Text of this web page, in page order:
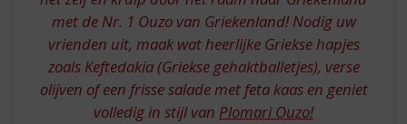
met de Nr. 1 Ouzo van Griekenland! Nodig uw
vrienden uit, maak wat heerlijke Griekse hapjes
zoals Keftedakia (Griekse gehaktballetjes), verse
olijven of een frisse salade met feta kaas en geniet
volledig in stijl van Plomari Ouzo!